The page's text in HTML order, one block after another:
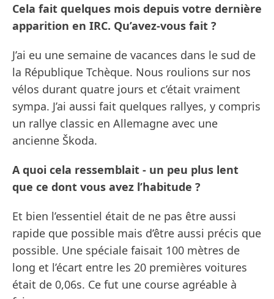
Cela fait quelques mois depuis votre dernière
apparition en IRC. Qu’avez-vous fait ?
J’ai eu une semaine de vacances dans le sud de
la République Tchèque. Nous roulions sur nos
vélos durant quatre jours et c’était vraiment
sympa. J’ai aussi fait quelques rallyes, y compris
un rallye classic en Allemagne avec une
ancienne Škoda.
A quoi cela ressemblait - un peu plus lent
que ce dont vous avez l’habitude ?
Et bien l’essentiel était de ne pas être aussi
rapide que possible mais d’être aussi précis que
possible. Une spéciale faisait 100 mètres de
long et l’écart entre les 20 premières voitures
était de 0,06s. Ce fut une course agréable à